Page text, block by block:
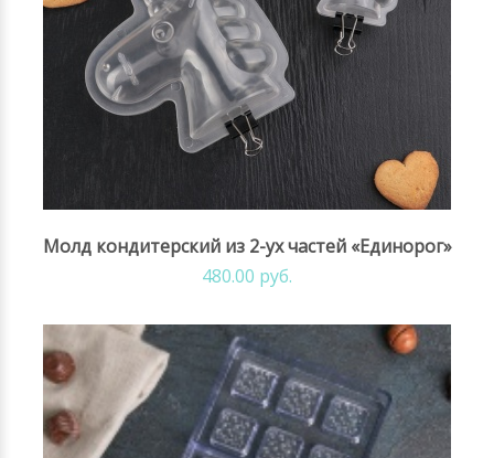
Молд кондитерский из 2-ух частей «Единорог»
480.00 руб.